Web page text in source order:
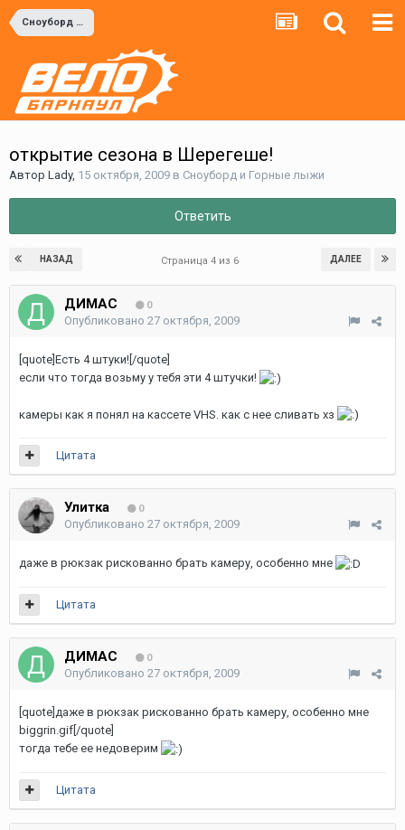
Сноуборд и Горные лыжи
открытие сезона в Шерегеше!
Автор Lady, 15 октября, 2009 в Сноуборд и Горные лыжи
Ответить
НАЗАД ДАЛЕЕ
Страница 4 из 6
ДИМАС 0
Опубликовано 27 октября, 2009
[quote]Есть 4 штуки![/quote]
если что тогда возьму у тебя эти 4 штучки!
камеры как я понял на кассете VHS. как с нее сливать хз
Цитата
Улитка 0
Опубликовано 27 октября, 2009
даже в рюкзак рискованно брать камеру, особенно мне
Цитата
ДИМАС 0
Опубликовано 27 октября, 2009
[quote]даже в рюкзак рискованно брать камеру, особенно мне
biggrin.gif[/quote]
тогда тебе ее недоверим
Цитата